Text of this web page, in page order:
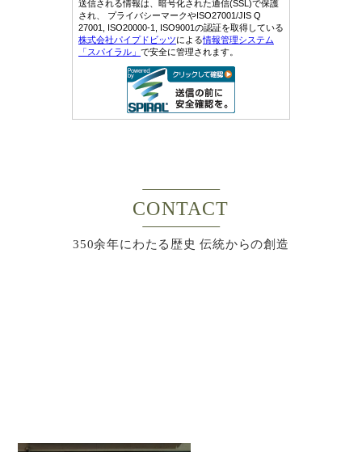
CONTACT
350余年にわたる歴史 伝統からの創造